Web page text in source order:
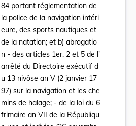
84 portant réglementation de
la police de la navigation intéri
eure, des sports nautiques et
de la natation; et b) abrogatio
n - des articles 1er, 2 et 5 de l'
arrêté du Directoire exécutif d
u 13 nivôse an V (2 janvier 17
97) sur la navigation et les che
mins de halage; - de la loi du 6
frimaire an VII de la Républiqu
Ouvrir le document Loi du 23 décembre